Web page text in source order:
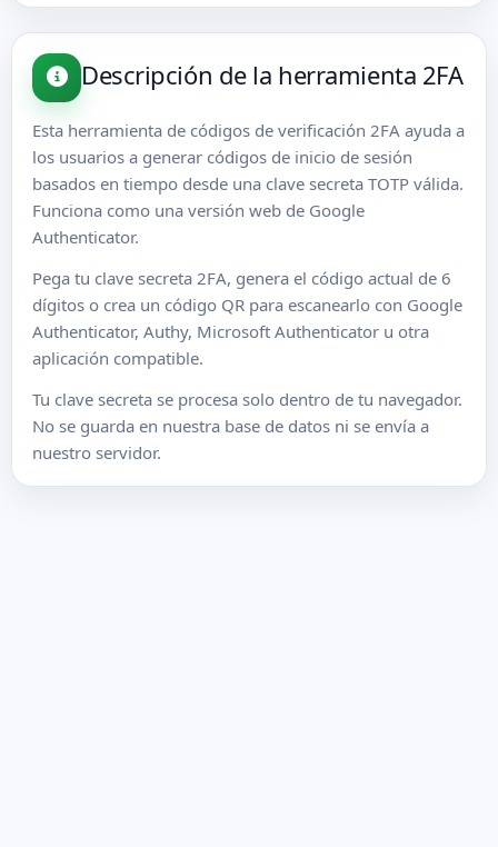
Descripción de la herramienta 2FA
Esta herramienta de códigos de verificación 2FA ayuda a
los usuarios a generar códigos de inicio de sesión
basados en tiempo desde una clave secreta TOTP válida.
Funciona como una versión web de Google
Authenticator.
Pega tu clave secreta 2FA, genera el código actual de 6
dígitos o crea un código QR para escanearlo con Google
Authenticator, Authy, Microsoft Authenticator u otra
aplicación compatible.
Tu clave secreta se procesa solo dentro de tu navegador.
No se guarda en nuestra base de datos ni se envía a
nuestro servidor.